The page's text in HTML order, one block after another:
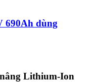
690Ah dùng
Lithium-Ion